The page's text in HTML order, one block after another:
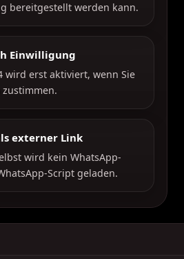
bereitgestellt werden kann.
Einwilligung
wird erst aktiviert, wenn Sie
externer Link
wird kein WhatsApp-
Script geladen.